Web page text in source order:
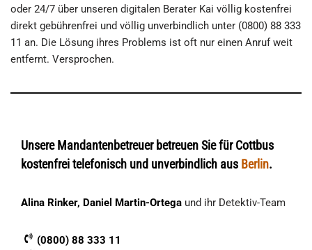
oder 24/7 über unseren digitalen Berater Kai völlig kostenfrei
direkt gebührenfrei und völlig unverbindlich unter (0800) 88 333
11 an. Die Lösung ihres Problems ist oft nur einen Anruf weit
entfernt. Versprochen.
Unsere Mandantenbetreuer betreuen Sie für Cottbus
kostenfrei telefonisch und unverbindlich aus Berlin.
Alina Rinker, Daniel Martin-Ortega und ihr Detektiv-Team
(0800) 88 333 11